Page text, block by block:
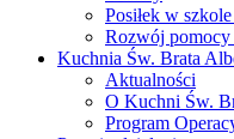
Posiłek w
Rozwój pomocy
Kuchnia Św. Brata
Aktualności
O Kuchni Św.
Program